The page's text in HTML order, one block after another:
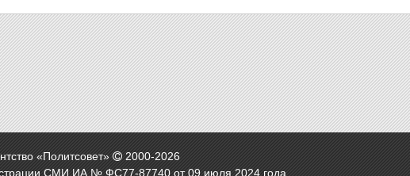
«Политсовет» 2000-2026
СМИ ИА № ФС77-87740 от 09 июля 2024 года.